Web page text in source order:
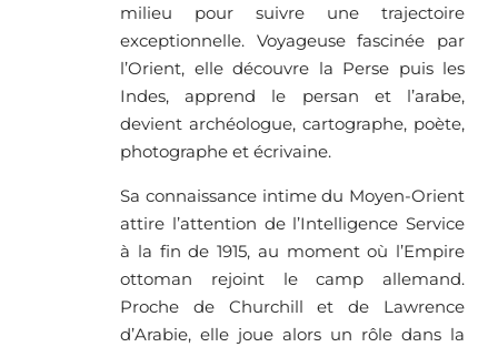
milieu pour suivre une trajectoire
exceptionnelle. Voyageuse fascinée par
l’Orient, elle découvre la Perse puis les
Indes, apprend le persan et l’arabe,
devient archéologue, cartographe, poète,
photographe et écrivaine.
Sa connaissance intime du Moyen-Orient
attire l’attention de l’Intelligence Service
à la fin de 1915, au moment où l’Empire
ottoman rejoint le camp allemand.
Proche de Churchill et de Lawrence
d’Arabie, elle joue alors un rôle dans la